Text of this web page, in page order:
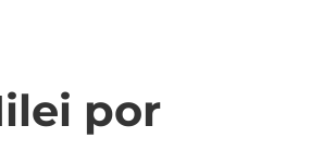
por